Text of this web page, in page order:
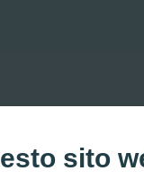
sito
raccoglie i
21 maggio 2025
del